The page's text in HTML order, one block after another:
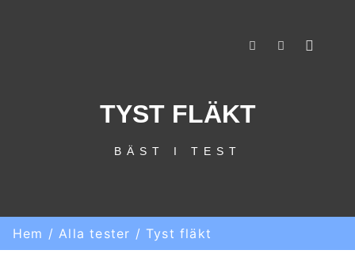
TYST FLÄKT
BÄST I TEST
Hem /Alla tester / Tyst fläkt